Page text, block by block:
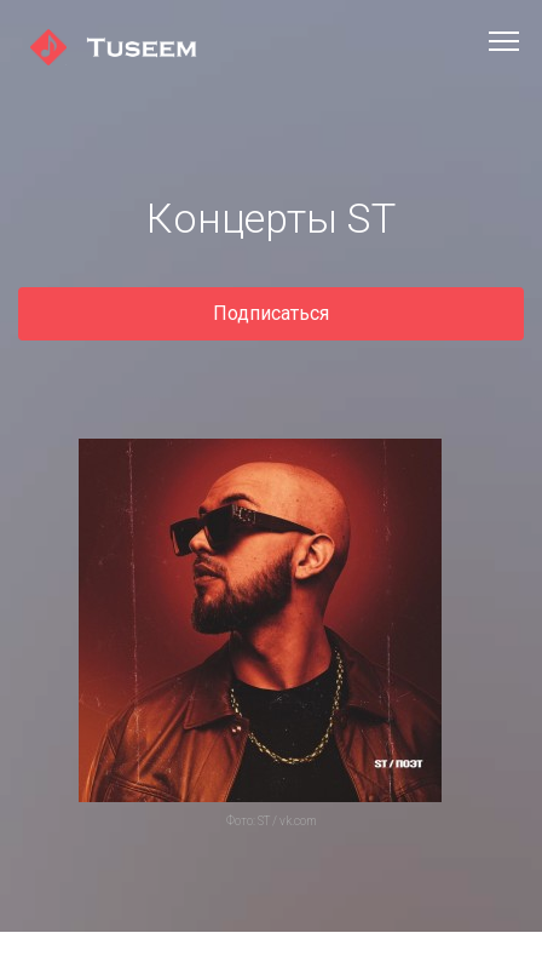
Концерты ST
Подписаться
Фото: ST / vk.com